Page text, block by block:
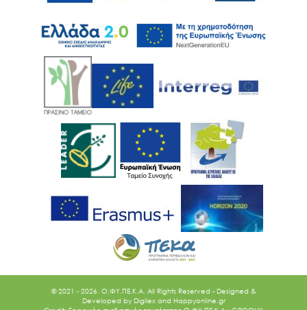
© 2021 - 2026. O.ΦΥ.ΠΕ.Κ.Α. All Rights Reserved - Designed &
Developed by Digilex and Happyonline.gr